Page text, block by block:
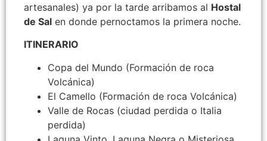
artesanales) ya por la tarde arribamos al Hostal
de Sal en donde pernoctamos la primera noche.
ITINERARIO
Copa del Mundo (Formación de roca
Volcánica)
El Camello (Formación de roca Volcánica)
Valle de Rocas (ciudad perdida o Italia
perdida)